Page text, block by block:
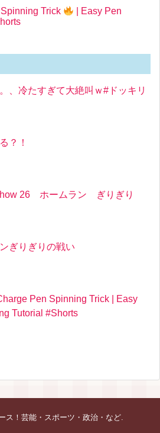
Trick
| Easy Pen
、冷たすぎて大絶叫ｗ#ドッキリ
？！
26 ホームラン ぎりぎり
ぎりぎりの戦い
Pen Spinning Trick
| Easy
Tutorial #Shorts
ス！芸能・スポーツ・政治・など.